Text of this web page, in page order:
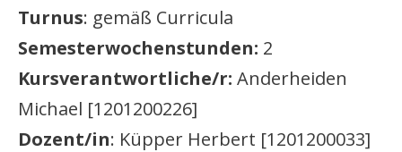
Turnus: gemäß Curricula
Semesterwochenstunden: 2
Kursverantwortliche/r: Anderheiden
Michael [1201200226]
Dozent/in: Küpper Herbert [1201200033]